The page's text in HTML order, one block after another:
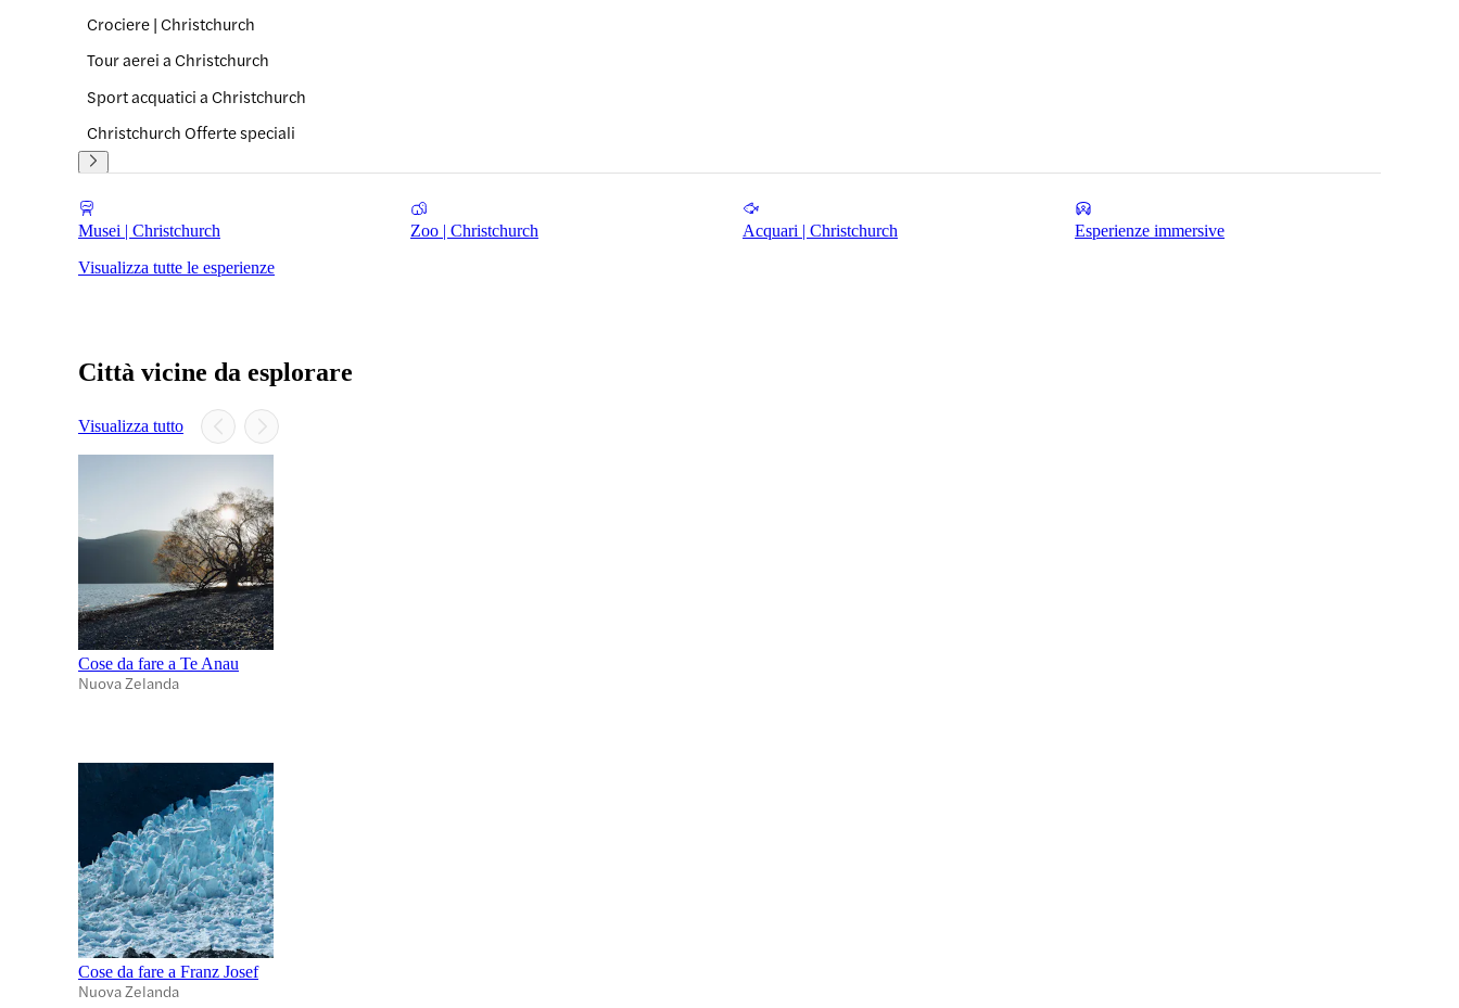
Crociere | Christchurch
Tour aerei a Christchurch
Sport acquatici a Christchurch
Christchurch Offerte speciali
Musei | Christchurch Zoo | Christchurch Acquari | Christchurch
Esperienze immersive
Visualizza tutte le esperienze
Città vicine da esplorare
Visualizza tutto
Cose da fare a Te Anau
Nuova Zelanda
Cose da fare a Franz Josef
Nuova Zelanda